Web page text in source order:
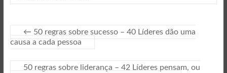
← 50 regras sobre sucesso – 40 Líderes dão uma
causa a cada pessoa
50 regras sobre liderança – 42 Líderes pensam, ou